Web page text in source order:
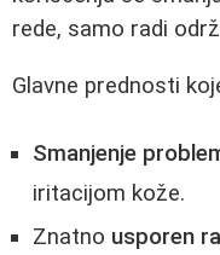
rede, samo radi
Glavne prednosti
Smanjenje
iritacijom kože.
Znatno usporen